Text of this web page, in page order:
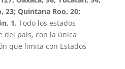
23; Quintana Roo, 20;
1. Todo los estados
del país, con la única
que limita con Estados